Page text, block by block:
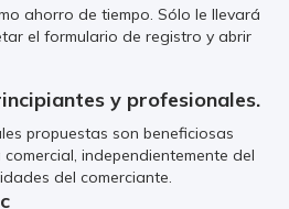
ahorro de tiempo. Sólo le llevará
el formulario de registro y abrir
y profesionales.
propuestas son beneficiosas
independientemente del
del comerciante.